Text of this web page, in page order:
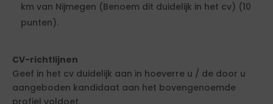
km van Nijmegen (Benoem dit duidelijk in het cv) (10
punten).
CV-richtlijnen
Geef in het cv duidelijk aan in hoeverre u / de door u
aangeboden kandidaat aan het bovengenoemde
profiel voldoet.